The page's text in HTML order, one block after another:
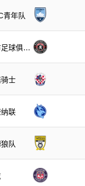
青年队
球俱乐
士
联
队